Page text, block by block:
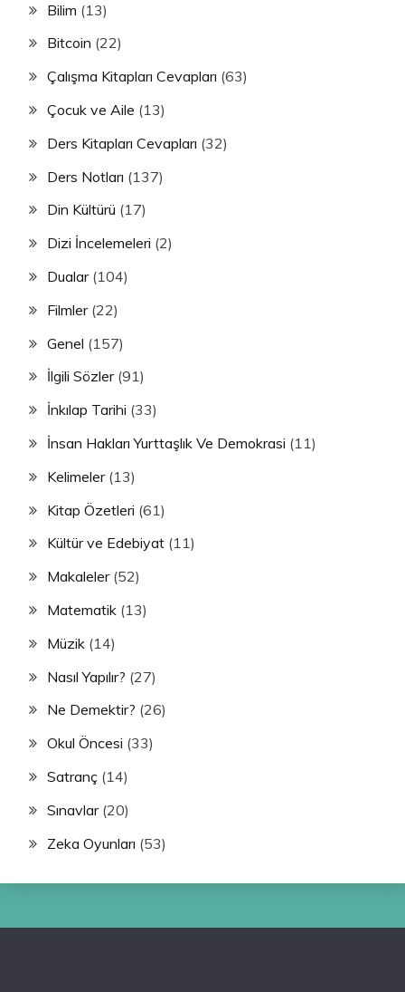
Bilim (13)
Bitcoin (22)
Çalışma Kitapları Cevapları (63)
Çocuk ve Aile (13)
Ders Kitapları Cevapları (32)
Ders Notları (137)
Din Kültürü (17)
Dizi İncelemeleri (2)
Dualar(104)
Filmler(22)
Genel (157)
İlgili Sözler(91)
İnkılap Tarihi (33)
İnsan Hakları Yurttaşlık Ve Demokrasi (11)
Kelimeler(13)
Kitap Özetleri (61)
Kültür ve Edebiyat (11)
Makaleler(52)
Matematik (13)
Müzik (14)
Nasıl Yapılır? (27)
Ne Demektir? (26)
Okul Öncesi (33)
Satranç (14)
Sınavlar(20)
Zeka Oyunları (53)